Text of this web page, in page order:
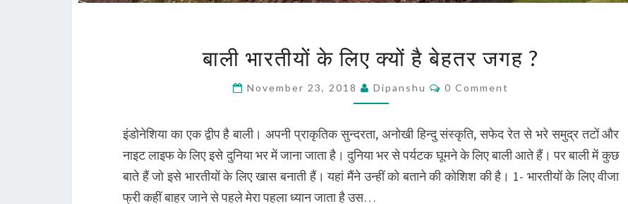
भारतीयों
लिए
है
बेहतर
जगह
?
बाली भारतीयों के लिए क्यों है बेहतर जगह ?
November 23, 2018 Dipanshu Comments
0 Comment
इंडोनेशिया का एक द्वीप है बाली। अपनी प्राकृतिक सुन्दरता, अनोखी हिन्दु संस्कृति, सफेद रेत से भरे समुद्र तटों और
नाइट लाइफ के लिए इसे दुनिया भर में जाना जाता है। दुनिया भर से पर्यटक घूमने के लिए बाली आते हैं। पर बाली में कुछ
बाते हैं जो इसे भारतीयों के लिए खास बनाती हैं। यहां मैंने उन्हीं को बताने की कोशिश की है। 1- भारतीयों के लिए वीजा
फ्री कहीं बाहर जाने से पहले मेरा पहला ध्यान जाता है उस…